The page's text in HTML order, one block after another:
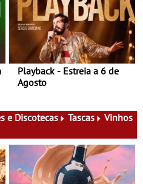
Playback - Estreia a 6 de
Agosto
e Discotecas Tascas
Vinhos